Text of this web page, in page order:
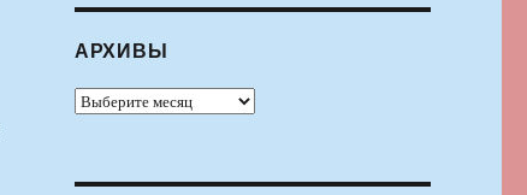
АРХИВЫ
Архивы